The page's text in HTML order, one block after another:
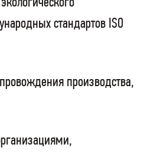
стандартов ISO
производства,